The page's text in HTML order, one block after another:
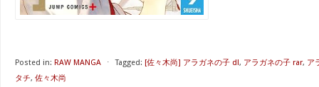
Posted in: RAW MANGA ⋅ Tagged: [佐々木尚] アラガネの子 dl, アラガネの子 rar, ア
タチ, 佐々木尚